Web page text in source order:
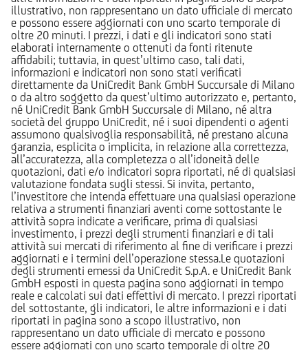
illustrativo, non rappresentano un dato ufficiale di mercato
e possono essere aggiornati con uno scarto temporale di
oltre 20 minuti. I prezzi, i dati e gli indicatori sono stati
elaborati internamente o ottenuti da fonti ritenute
affidabili; tuttavia, in quest’ultimo caso, tali dati,
informazioni e indicatori non sono stati verificati
direttamente da UniCredit Bank GmbH Succursale di Milano
o da altro soggetto da quest’ultimo autorizzato e, pertanto,
né UniCredit Bank GmbH Succursale di Milano, né altra
società del gruppo UniCredit, né i suoi dipendenti o agenti
assumono qualsivoglia responsabilità, né prestano alcuna
garanzia, esplicita o implicita, in relazione alla correttezza,
all’accuratezza, alla completezza o all’idoneità delle
quotazioni, dati e/o indicatori sopra riportati, né di qualsiasi
valutazione fondata sugli stessi. Si invita, pertanto,
l’investitore che intenda effettuare una qualsiasi operazione
relativa a strumenti finanziari aventi come sottostante le
attività sopra indicate a verificare, prima di qualsiasi
investimento, i prezzi degli strumenti finanziari e di tali
attività sui mercati di riferimento al fine di verificare i prezzi
aggiornati e i termini dell’operazione stessa.Le quotazioni
degli strumenti emessi da UniCredit S.p.A. e UniCredit Bank
GmbH esposti in questa pagina sono aggiornati in tempo
reale e calcolati sui dati effettivi di mercato. I prezzi riportati
del sottostante, gli indicatori, le altre informazioni e i dati
riportati in pagina sono a scopo illustrativo, non
rappresentano un dato ufficiale di mercato e possono
essere aggiornati con uno scarto temporale di oltre 20